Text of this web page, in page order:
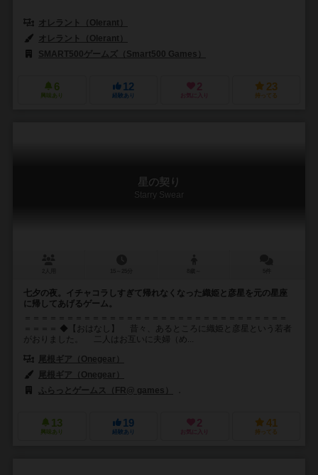
オレラント（Olerant）
オレラント（Olerant）
SMART500ゲームズ（Smart500 Games）
6
興味あり
12
経験あり
2
お気に入り
23
持ってる
星の契り
Starry Swear
七夕の夜。イチャコラしすぎて帰れなくなった織姫と彦星を元の星座
に帰してあげるゲーム。
＝＝＝＝＝＝＝＝＝＝＝＝＝＝＝＝＝＝＝＝＝＝＝＝＝＝＝＝＝＝＝
＝＝＝＝ ◆【おはなし】 昔々、あるところに織姫と彦星という若者
がおりました。 二人はお互いに夫婦（め...
尾根ギア（Onegear）
尾根ギア（Onegear）
ふらっとゲームス（FR@ games）
13
興味あり
19
経験あり
2
お気に入り
41
持ってる